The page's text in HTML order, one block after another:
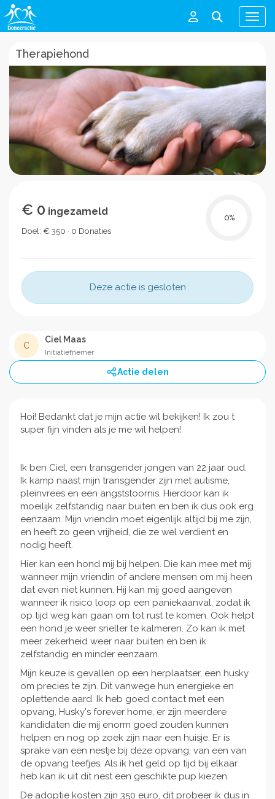
Menu
Therapiehond
€ 0 ingezameld
Doel: € 350 · 0 Donaties
0%
Deze actie is gesloten
C
Ciel Maas
Initiatiefnemer
Actie delen
Hoi! Bedankt dat je mijn actie wil bekijken! Ik zou t
super fijn vinden als je me wil helpen!
Ik ben Ciel, een transgender jongen van 22 jaar oud.
Ik kamp naast mijn transgender zijn met autisme,
pleinvrees en een angststoornis. Hierdoor kan ik
moeilijk zelfstandig naar buiten en ben ik dus ook erg
eenzaam. Mijn vriendin moet eigenlijk altijd bij me zijn,
en heeft zo geen vrijheid, die ze wel verdient en
nodig heeft.
Hier kan een hond mij bij helpen. Die kan mee met mij
wanneer mijn vriendin of andere mensen om mij heen
dat even niet kunnen. Hij kan mij goed aangeven
wanneer ik risico loop op een paniekaanval, zodat ik
op tijd weg kan gaan om tot rust te komen. Ook helpt
een hond je weer sneller te kalmeren. Zo kan ik met
meer zekerheid weer naar buiten en ben ik
zelfstandig en minder eenzaam.
Mijn keuze is gevallen op een herplaatser, een husky
om precies te zijn. Dit vanwege hun energieke en
oplettende aard. Ik heb goed contact met een
opvang, Husky's forever home, er zijn meerdere
kandidaten die mij enorm goed zouden kunnen
helpen en nog op zoek zijn naar een huisje. Er is
sprake van een nestje bij deze opvang, van een van
de opvang teefjes. Als ik het geld op tijd bij elkaar
heb kan ik uit dit nest een geschikte pup kiezen.
De adoptie kosten zijn 350 euro, dit probeer ik dus in